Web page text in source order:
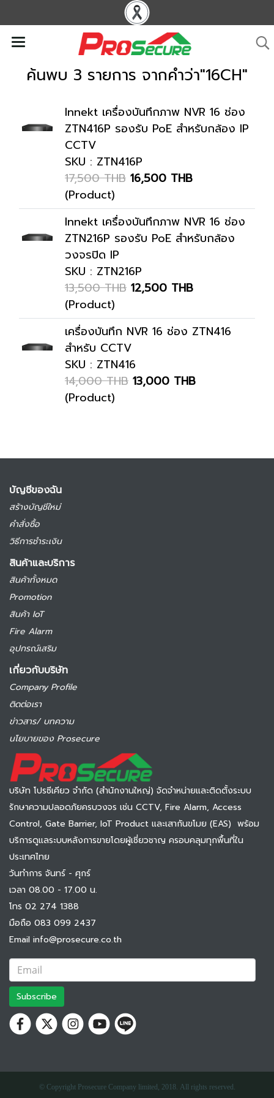
ค้นพบ 3 รายการ จากคำว่า"16CH"
Innekt เครื่องบันทึกภาพ NVR 16 ช่อง
ZTN416P รองรับ PoE สำหรับกล้อง IP
CCTV
SKU : ZTN416P
17,500 THB 16,500 THB
(Product)
Innekt เครื่องบันทึกภาพ NVR 16 ช่อง
ZTN216P รองรับ PoE สำหรับกล้อง
วงจรปิด IP
SKU : ZTN216P
13,500 THB 12,500 THB
(Product)
เครื่องบันทึก NVR 16 ช่อง ZTN416
สำหรับ CCTV
SKU : ZTN416
14,000 THB 13,000 THB
(Product)
บัญชีของฉัน
สร้างบัญชีใหม่
คำสั่งซื้อ
วิธีการชำระเงิน
สินค้าและบริการ
สินค้าทั้งหมด
Promotion
สินค้า IoT
Fire Alarm
อุปกรณ์เสริม
เกี่ยวกับบริษัท
Company Profile
ติดต่อเรา
ข่าวสาร/ บทความ
นโยบายของ Prosecure
บริษัท โปรซีเคียว จำกัด (สำนักงานใหญ่) จัดจำหน่ายและติดตั้งระบบ
รักษาความปลอดภัยครบวงจร เช่น CCTV, Fire Alarm, Access
Control, Gate Barrier, IoT Product และเสากันขโมย (EAS) พร้อม
บริการดูแลระบบหลังการขายโดยผู้เชี่ยวชาญ ครอบคลุมทุกพื้นที่ใน
ประเทศไทย
วันทำการ จันทร์ - ศุกร์
เวลา 08.00 - 17.00 น.
โทร 02 274 1388
มือถือ 083 099 2437
Email info@prosecure.co.th
Subscribe
© Copyright Prosecure Company limited, 2018. All rights reserved.